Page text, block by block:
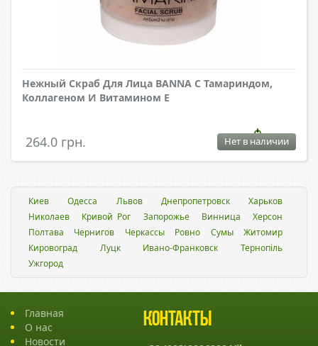
Нежный Скраб Для Лица BANNA С Тамариндом,
Коллагеном И Витамином Е
264.0 грн. Нет в наличии
Киев Одесса Львов Днепропетровск
Харьков
Николаев
Кривой Рог Запорожье Винница
Херсон
Полтава
Чернигов Черкассы Ровно Сумы
Житомир
Кировоград
Луцк Ивано-Франковск
Тернопіль
Ужгород
Главная
О нас
Новости
Контакты